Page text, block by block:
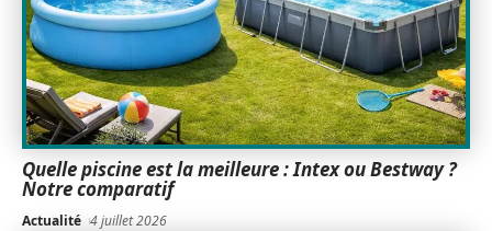
Quelle piscine est la meilleure : Intex ou Bestway ?
Notre comparatif
Actualité 4 juillet 2026